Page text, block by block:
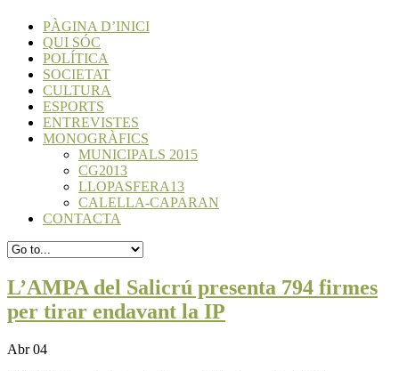
PÀGINA D’INICI
QUI SÓC
POLÍTICA
SOCIETAT
CULTURA
ESPORTS
ENTREVISTES
MONOGRÀFICS
MUNICIPALS 2015
CG2013
LLOPASFERA13
CALELLA-CAPARAN
CONTACTA
L’AMPA del Salicrú presenta 794 firmes
per tirar endavant la IP
Abr 04